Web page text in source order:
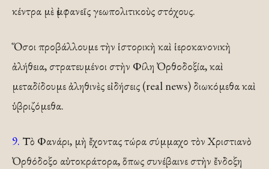
κέντρα μὲ ἐμφανεῖς γεωπολιτικοὺς στόχους.
Ὅσοι προβάλλουμε τὴν ἱστορικὴ καὶ ἱεροκανονικὴ
ἀλήθεια, στρατευμένοι στὴν Φίλη Ὀρθοδοξία, καὶ
μεταδίδουμε ἀληθινὲς εἰδήσεις (real news) διωκόμεθα καὶ
ὑβριζόμεθα.
9. Τὸ Φανάρι, μὴ ἔχοντας τώρα σύμμαχο τὸν Χριστιανὸ
Ὀρθόδοξο αὐτοκράτορα, ὅπως συνέβαινε στὴν ἔνδοξη